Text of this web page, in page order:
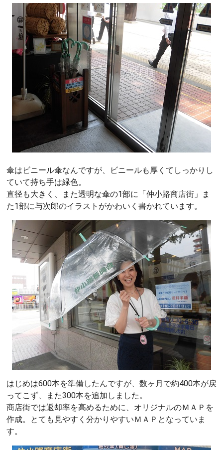
傘はビニール傘なんですが、ビニールも厚くてしっかりし
ていて持ち手は緑色。
直径も大きく、また透明な傘の1部に「仲小路商店街」ま
た1部に与次郎のイラストがかわいく書かれています。
はじめは600本を準備したんですが、数ヶ月で約400本が戻
ってこず、また300本を追加しました。
商店街では返却率を高めるために、オリジナルのＭＡＰを
作成。とても見やすく分かりやすいＭＡＰとなっていま
す。